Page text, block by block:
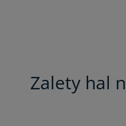
Zalety hal